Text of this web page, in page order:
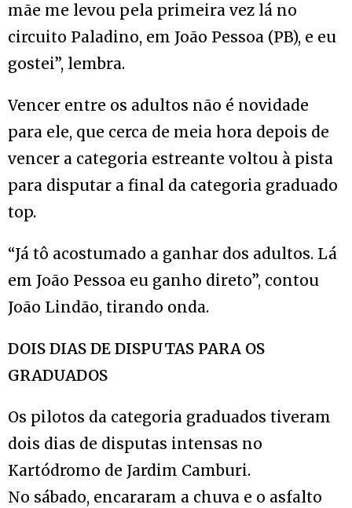
mãe me levou pela primeira vez lá no
circuito Paladino, em João Pessoa (PB), e eu
gostei”, lembra.
Vencer entre os adultos não é novidade
para ele, que cerca de meia hora depois de
vencer a categoria estreante voltou à pista
para disputar a final da categoria graduado
top.
“Já tô acostumado a ganhar dos adultos. Lá
em João Pessoa eu ganho direto”, contou
João Lindão, tirando onda.
DOIS DIAS DE DISPUTAS PARA OS
GRADUADOS
Os pilotos da categoria graduados tiveram
dois dias de disputas intensas no
Kartódromo de Jardim Camburi.
No sábado, encararam a chuva e o asfalto